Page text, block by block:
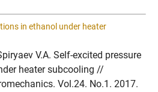
in ethanol under heater
V.A. Self-excited pressure
heater subcooling //
Vol.24. No.1. 2017.